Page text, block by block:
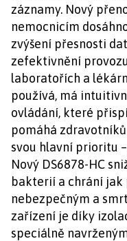
záznamy. Nový
nemocnicím
zvýšení přesnosti
zefektivnění
laboratořích a
používá, má
ovládání, které
pomáhá
svou hlavní prioritu
Nový DS6878-HC
bakterií a chrání
nebezpečným a
zařízení je díky
speciálně